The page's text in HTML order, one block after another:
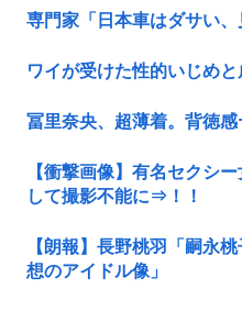
専門家「日本車はダサい、
ワイが受けた性的いじめ
冨里奈央、超薄着。背徳
【衝撃画像】有名セクシ
して撮影不能に⇒！！
【朗報】長野桃羽「嗣永
想のアイドル像」